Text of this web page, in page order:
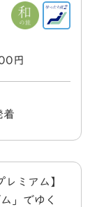
円
ミアム】
」でゆく